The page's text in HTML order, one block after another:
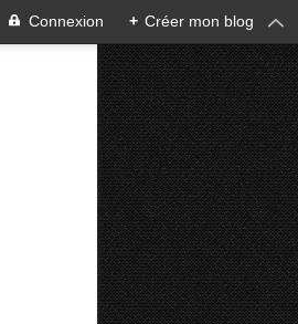
Connexion + Créer mon blog